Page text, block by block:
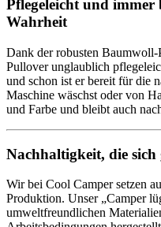
Pflegeleicht und immer
Wahrheit
Dank der robusten
Pullover unglaublich
und schon ist er bereit für die
Maschine wäschst oder von
und Farbe und bleibt auch
Nachhaltigkeit, die
Wir bei Cool Camper setzen
Produktion. Unser „Camper
umweltfreundlichen